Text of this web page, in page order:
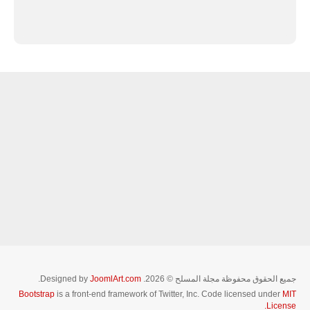
جميع الحقوق محفوظة مجلة المسلح © 2026. Designed by JoomlArt.com
.
Bootstrap is a front-end framework of Twitter, Inc. Code licensed under MIT
License.